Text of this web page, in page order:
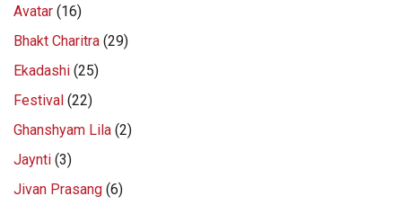
Avatar (16)
Bhakt Charitra (29)
Ekadashi (25)
Festival (22)
Ghanshyam Lila (2)
Jaynti (3)
Jivan Prasang (6)